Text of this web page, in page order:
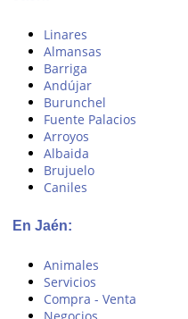
Linares
Almansas
Barriga
Andújar
Burunchel
Fuente Palacios
Arroyos
Albaida
Brujuelo
Caniles
En Jaén:
Animales
Servicios
Compra - Venta
Negocios